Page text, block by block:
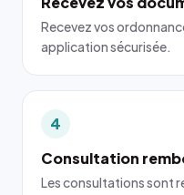
Recevez vos
application sécurisée.
4
Consultation
Les consultations sont